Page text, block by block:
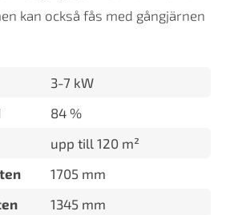
kan också fås med gångjärnen
3-7 kW
84 %
upp till 120 m²
1705 mm
1345 mm